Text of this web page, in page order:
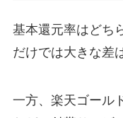
基本還元率はどち
だけでは大きな差
一方、楽天ゴール